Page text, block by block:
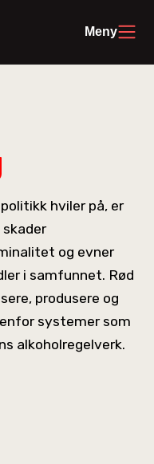
Meny
hviler på, er
og evner
i samfunnet. Rød
produsere og
systemer som
alkoholregelverk.